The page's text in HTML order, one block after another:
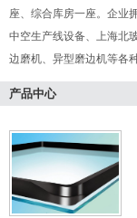
座、综合库房一座。企业
中空生产线设备、上海北
边磨机、异型磨边机等各
产品中心